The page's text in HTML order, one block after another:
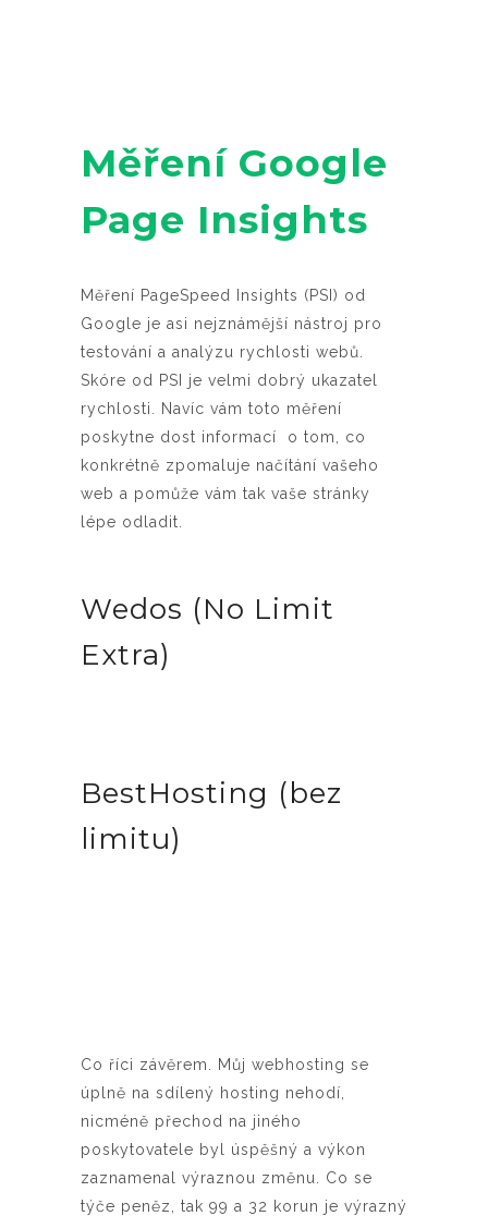
Měření Google
Page Insights
Měření PageSpeed Insights (PSI) od
Google je asi nejznámější nástroj pro
testování a analýzu rychlosti webů.
Skóre od PSI je velmi dobrý ukazatel
rychlosti. Navíc vám toto měření
poskytne dost informací o tom, co
konkrétně zpomaluje načítání vašeho
web a pomůže vám tak vaše stránky
lépe odladit.
Wedos (No Limit
Extra)
BestHosting (bez
limitu)
Co říci závěrem. Můj webhosting se
úplně na sdílený hosting nehodí,
nicméně přechod na jiného
poskytovatele byl úspěšný a výkon
zaznamenal výraznou změnu. Co se
týče peněz, tak 99 a 32 korun je výrazný